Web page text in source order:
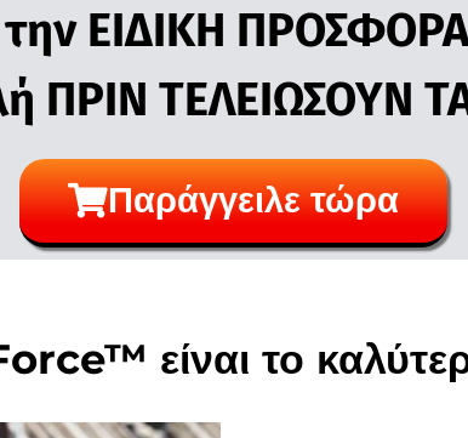
ΕΙΔΙΚΗ
ΠΡΙΝ ΤΕΛΕΙΩΣΟΥΝ
Παράγγειλε τώρα
είναι το